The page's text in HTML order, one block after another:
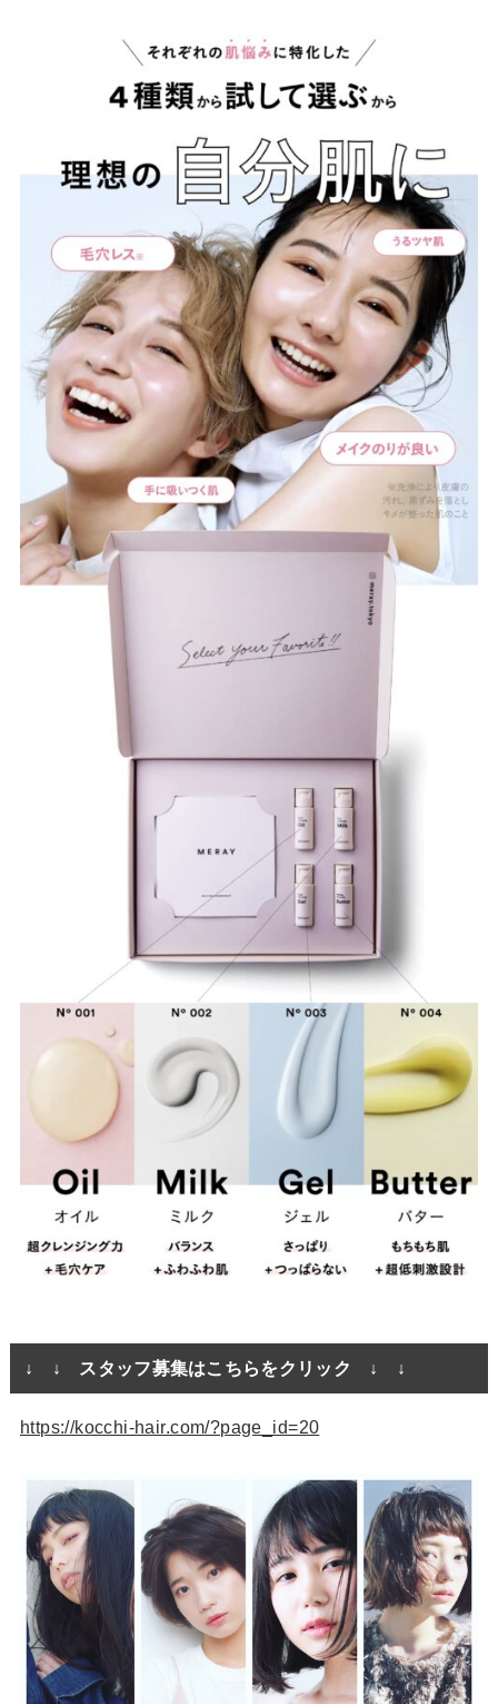
↓ ↓ スタッフ募集はこちらをクリック ↓ ↓
https://kocchi-hair.com/?page_id=20